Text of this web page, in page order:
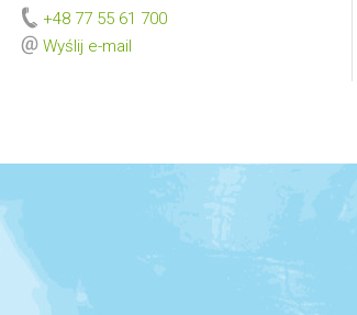
+48 77 55 61 700
Wyślij e-mail